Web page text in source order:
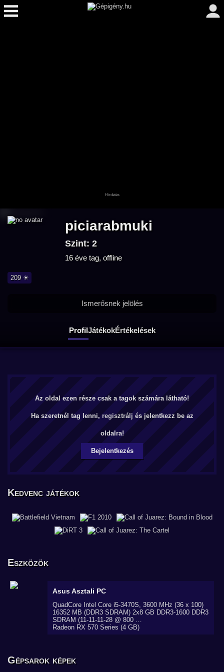
piciarabmuki
Szint: 2
16 éve tag, offline
209 ☀
ProfilJátékokÉrtékelések
Ismerősnek jelölés
Az oldal ezen része csak a tagok számára látható!
Ha szeretnél tag lenni, regisztrálj és jelentkezz be az
oldalra!
Bejelentkezés
Kedvenc játékok
Eszközök
AsusAsztali PC
QuadCore Intel Core i5-3470S, 3600 MHz (36 x 100)
16352 MB (DDR3 SDRAM) 2x8 GB DDR3-1600 DDR3
SDRAM (11-11-11-28 @ 800 …
Radeon RX 570 Series (4 GB)
Gépsarok képek